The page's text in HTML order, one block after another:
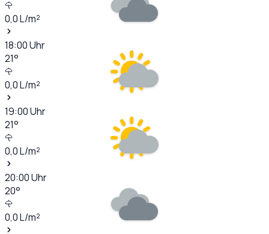
0,0L/m²
18:00Uhr
21°
0,0L/m²
19:00Uhr
21°
0,0L/m²
20:00Uhr
20°
0,0L/m²